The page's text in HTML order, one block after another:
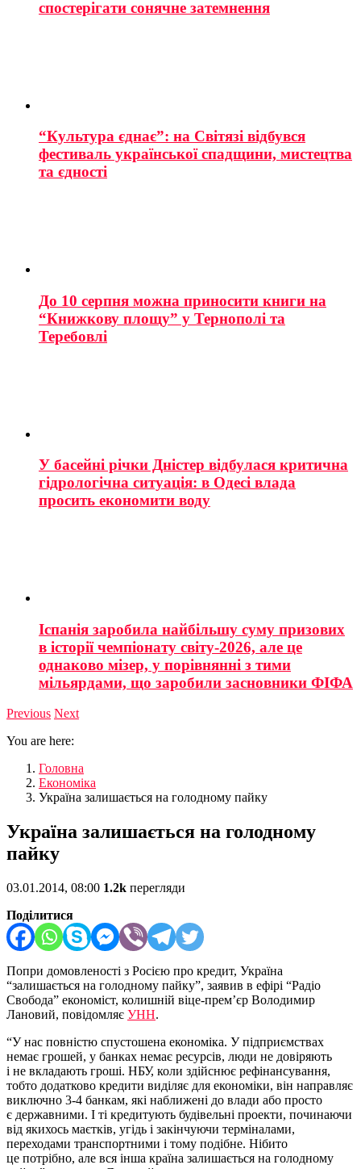
спостерігати сонячне затемнення
“Культура єднає”: на Світязі відбувся
фестиваль української спадщини, мистецтва
та єдності
До 10 серпня можна приносити книги на
“Книжкову площу” у Тернополі та
Теребовлі
У басейні річки Дністер відбулася критична
гідрологічна ситуація: в Одесі влада
просить економити воду
Іспанія заробила найбільшу суму призових
в історії чемпіонату світу-2026, але це
однаково мізер, у порівнянні з тими
мільярдами, що заробили засновники ФІФА
Previous Next
You are here:
Головна
Економіка
Україна залишається на голодному пайку
Україна залишається на голодному
пайку
03.01.2014, 08:00 1.2k перегляди
Поділитися
Попри домовленості з Росією про кредит, Україна
“залишається на голодному пайку”, заявив в ефірі “Радіо
Свобода” економіст, колишній віце-прем’єр Володимир
Лановий, повідомляє УНН.
“У нас повністю спустошена економіка. У підприємствах
немає грошей, у банках немає ресурсів, люди не довіряють
і не вкладають гроші. НБУ, коли здійснює рефінансування,
тобто додатково кредити виділяє для економіки, він направляє
виключно 3-4 банкам, які наближені до влади або просто
є державними. І ті кредитують будівельні проекти, починаючи
від якихось маєтків, угідь і закінчуючи терміналами,
переходами транспортними і тому подібне. Нібито
це потрібно, але вся інша країна залишається на голодному